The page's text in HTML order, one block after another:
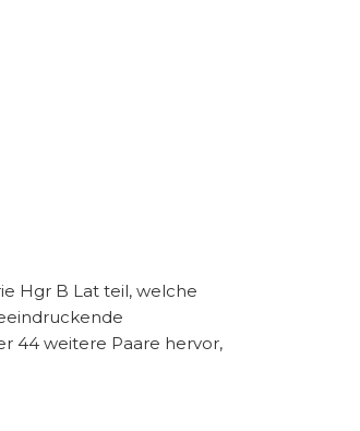
Hgr B Lat teil, welche
44 weitere Paare hervor,